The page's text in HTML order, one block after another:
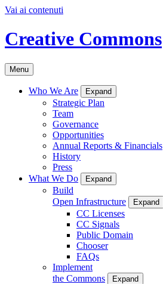
Vai ai contenuti
Creative Commons
Menu
Who We Are Expand
Strategic Plan
Team
Governance
Opportunities
Annual Reports & Financials
History
Press
What We Do
Expand
Build
Open Infrastructure
Expand
CC Licenses
CC Signals
Public Domain
Chooser
FAQs
Implement
the Commons
Expand